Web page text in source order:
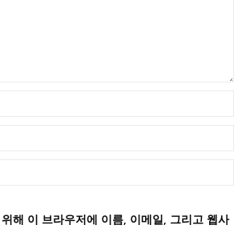
해 이 브라우저에 이름, 이메일, 그리고 웹사